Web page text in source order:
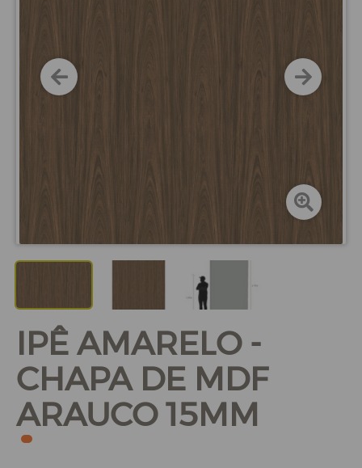
IPÊ AMARELO -
CHAPA DE MDF
ARAUCO 15MM